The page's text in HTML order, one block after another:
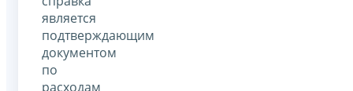
является
подтверждающим
документом
по
расходам